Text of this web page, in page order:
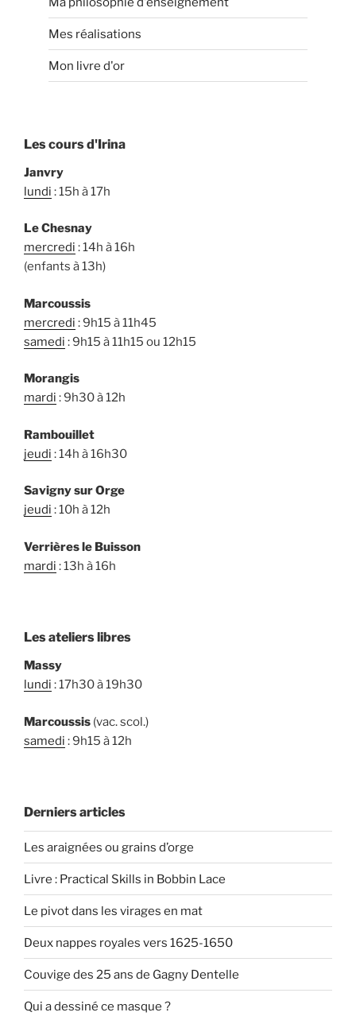
Mes réalisations
Mon livre d'or
Les cours d'Irina
Janvry
lundi : 15h à 17h
Le Chesnay
mercredi : 14h à 16h
(enfants à 13h)
Marcoussis
mercredi : 9h15 à 11h45
samedi : 9h15 à 11h15 ou 12h15
Morangis
mardi : 9h30 à 12h
Rambouillet
jeudi : 14h à 16h30
Savigny sur Orge
jeudi : 10h à 12h
Verrières le Buisson
mardi : 13h à 16h
Les ateliers libres
Massy
lundi : 17h30 à 19h30
Marcoussis (vac. scol.)
samedi : 9h15 à 12h
Derniers articles
Les araignées ou grains d’orge
Livre : Practical Skills in Bobbin Lace
Le pivot dans les virages en mat
Deux nappes royales vers 1625-1650
Couvige des 25 ans de Gagny Dentelle
Qui a dessiné ce masque ?